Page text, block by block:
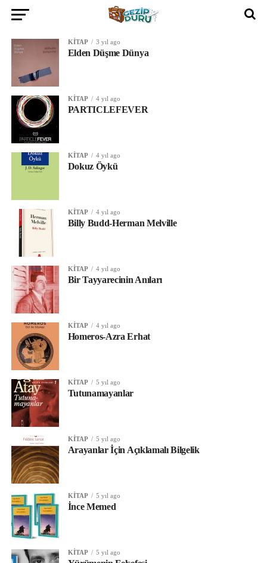
KITAP 3 yıl ago
Elden Düşme Dünya
KITAP 4 yıl ago
PARTICLEFEVER
KITAP 4 yıl ago
Dokuz Öykü
KITAP 4 yıl ago
Billy Budd-Herman Melville
KITAP 4 yıl ago
Bir Tayyarecinin Anıları
KITAP 4 yıl ago
Homeros-Azra Erhat
KITAP 5 yıl ago
Tutunamayanlar
KITAP 5 yıl ago
Arayanlar İçin Açıklamalı Bilgelik
KITAP 5 yıl ago
İnce Memed
KITAP 5 yıl ago